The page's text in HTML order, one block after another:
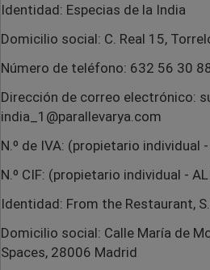
Identidad: Especias de la India
Domicilio social: C. Real 15,
Número de teléfono: 632 56 30
Dirección de correo electrónico:
india_1@parallevarya.com
N.º de IVA: (propietario individual -
N.º CIF: (propietario individual -
Identidad: From the Restaurant,
Domicilio social: Calle María de
Spaces, 28006 Madrid